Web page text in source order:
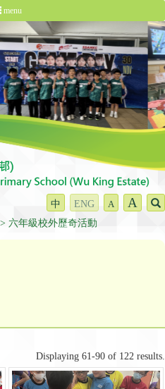
menu
中 ENG A A
六年級校外歷奇活動
Displaying 61-90 of 122 results.